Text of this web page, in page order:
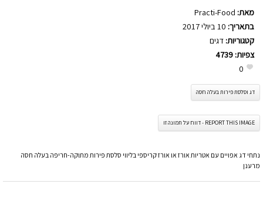
מאת: Practi-Food
בתאריך:
קטגוריות: דגים
צפיות: 4739
0
דג וסלסת פירות בעלה חסה
REPORT THIS IMAGE - דווח על תמונה זו
נתחי דג אפויים עם אטריות אורז או אורז קריספי בליווי סלסת פירות מתוקה-חריפה בעלה חסה
מרענן